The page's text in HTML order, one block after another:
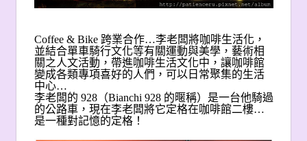
Coffee & Bike 跨業合作…李老闆將咖啡生活化，
並結合單車騎行文化等有關運動與美學，藝術相
關之人文活動，帶進咖啡生活文化中，讓咖啡館
變成各類專項喜好的人們，可以日常聚集的生活
中心…
李老闆的 928（Bianchi 928 的暱稱）是一台他騎過
的公路車，現在李老闆將它定格在咖啡館二樓…
是一種對記憶的定格！